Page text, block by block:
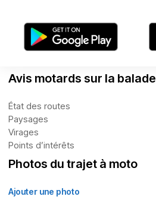
Avis motards sur la balade
État des routes
Paysages
Virages
Points d’intérêts
Photos du trajet à moto
Ajouter une photo